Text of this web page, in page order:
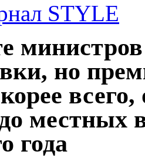
STYLE
но
всего,
местных
года